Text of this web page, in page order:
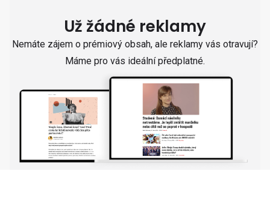
Už žádné reklamy
Nemáte zájem o prémiový obsah, ale reklamy vás otravují?
Máme pro vás ideální předplatné.